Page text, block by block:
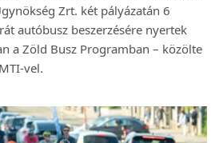
Zrt. két pályázatán 6
autóbusz beszerzésére nyertek
a Zöld Busz Programban – közölte
vel.